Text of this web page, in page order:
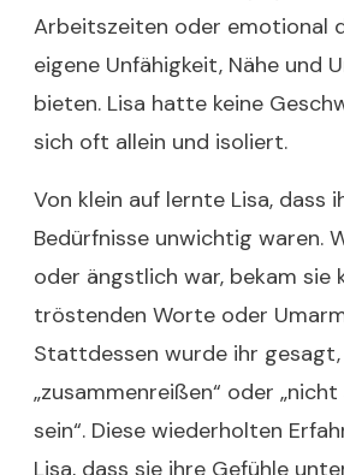
Arbeitszeiten oder emotional
eigene Unfähigkeit, Nähe und
bieten. Lisa hatte keine
sich oft allein und isoliert.
Von klein auf lernte Lisa, dass
Bedürfnisse unwichtig waren.
oder ängstlich war, bekam sie
tröstenden Worte oder
Stattdessen wurde ihr gesagt,
„zusammenreißen“ oder
sein“. Diese wiederholten